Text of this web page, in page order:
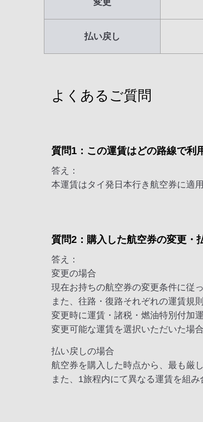
変更
払い戻し
よくあるご質問
質問1：この運賃はどの路線で利
答え：
本運賃はタイ発日本行き航空券に適用
質問2：購入した航空券の変更・
答え：
変更の場合
現在お持ちの航空券の変更条件に従
また、往路・復路それぞれの運賃規
変更時に運賃・諸税・燃油特別付加
変更可能な運賃を選択いただいた場
払い戻しの場合
航空券を購入した時点から、最も厳
また、1旅程内にて異なる運賃を組